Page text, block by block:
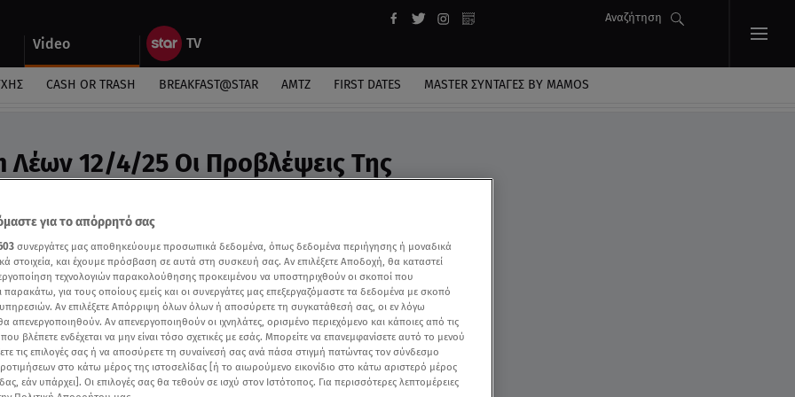
Video
Αναζήτηση
CASH OR TRASH BREAKFAST@STAR ΑΜΤΖ FIRST DATES MASTER ΣΥΝΤΑΓΈΣ BY MAMOS
Λέων 12/4/25 Οι Προβλέψεις Της
- Video
της Άσης Μπήλιου στην εκπομπή της
για το απόρρητό σας
συνεργάτες μας αποθηκεύουμε προσωπικά δεδομένα, όπως δεδομένα περιήγησης ή μοναδικά
στοιχεία, και έχουμε πρόσβαση σε αυτά στη συσκευή σας. Αν επιλέξετε Αποδοχή, θα καταστεί
τεχνολογιών παρακολούθησης προκειμένου να υποστηριχθούν οι σκοποί που
παρακάτω, για τους οποίους εμείς και οι συνεργάτες μας επεξεργαζόμαστε τα δεδομένα με σκοπό
Αν επιλέξετε Απόρριψη όλων όλων ή αποσύρετε τη συγκατάθεσή σας, οι εν λόγω
απενεργοποιηθούν. Αν απενεργοποιηθούν οι ιχνηλάτες, ορισμένο περιεχόμενο και κάποιες από τις
βλέπετε ενδέχεται να μην είναι τόσο σχετικές με εσάς. Μπορείτε να επανεμφανίσετε αυτό το μενού
τις επιλογές σας ή να αποσύρετε τη συναίνεσή σας ανά πάσα στιγμή πατώντας τον σύνδεσμο
στο κάτω μέρος της ιστοσελίδας [ή το αιωρούμενο εικονίδιο στο κάτω αριστερό μέρος
εάν υπάρχει]. Οι επιλογές σας θα τεθούν σε ισχύ στον Ιστότοπος. Για περισσότερες λεπτομέρειες